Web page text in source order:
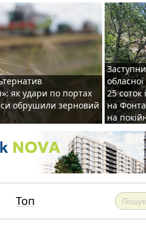
як удари по портах
обрушили зерновий
25 соток
на
на
Топ